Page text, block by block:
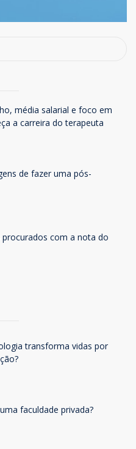
média salarial e foco em
a carreira do terapeuta
de fazer uma pós-
procurados com a nota do
transforma vidas por
faculdade privada?